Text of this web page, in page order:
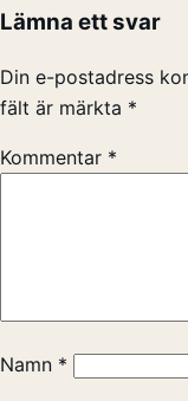
Lämna ett svar
Din e-postadress
fält är märkta *
Kommentar *
Namn *